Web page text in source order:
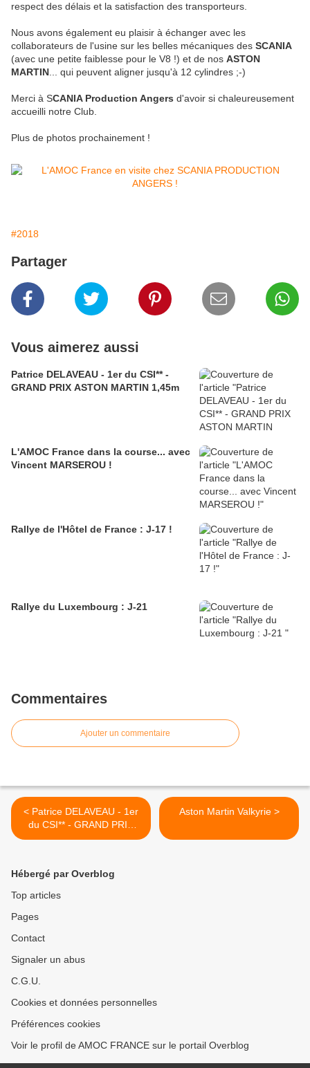
respect des délais et la satisfaction des transporteurs.
Nous avons également eu plaisir à échanger avec les
collaborateurs de l'usine sur les belles mécaniques des SCANIA
(avec une petite faiblesse pour le V8 !) et de nos ASTON
MARTIN ... qui peuvent aligner jusqu'à 12 cylindres ;-)
Merci à SCANIA Production Angers d'avoir si chaleureusement
accueilli notre Club.
Plus de photos prochainement !
#2018
Partager
Vous aimerez aussi
Patrice DELAVEAU - 1er du CSI** -
GRAND PRIX ASTON MARTIN 1,45m
L'AMOC France dans la course... avec
Vincent MARSEROU !
Rallye de l'Hôtel de France : J-17 !
Rallye du Luxembourg : J-21
Commentaires
Ajouter un commentaire
< Patrice DELAVEAU - 1er
du CSI** - GRAND PRIX
ASTON MARTIN 1,45m
Aston Martin Valkyrie >
Hébergé par Overblog
Top articles
Pages
Contact
Signaler un abus
C.G.U.
Cookies et données personnelles
Préférences cookies
Voir le profil de AMOC FRANCE sur le portail Overblog